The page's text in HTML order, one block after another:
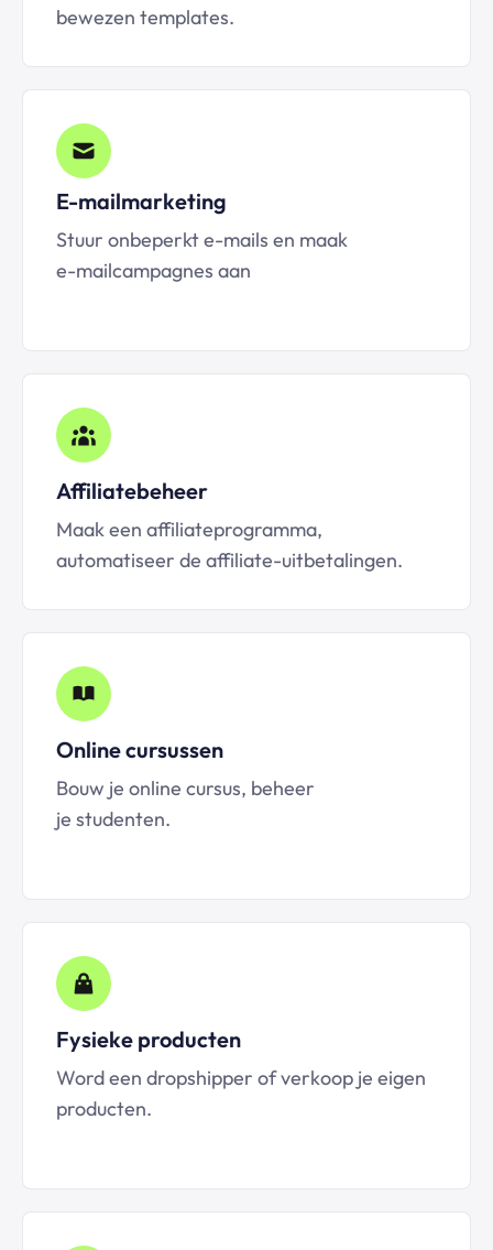
bewezen templates.
E-mailmarketing
Stuur onbeperkt e-mails en maak
e-mailcampagnes aan
Affiliatebeheer
Maak een affiliateprogramma,
automatiseer de affiliate-uitbetalingen.
Online cursussen
Bouw je online cursus, beheer
je studenten.
Fysieke producten
Word een dropshipper of verkoop je eigen
producten.